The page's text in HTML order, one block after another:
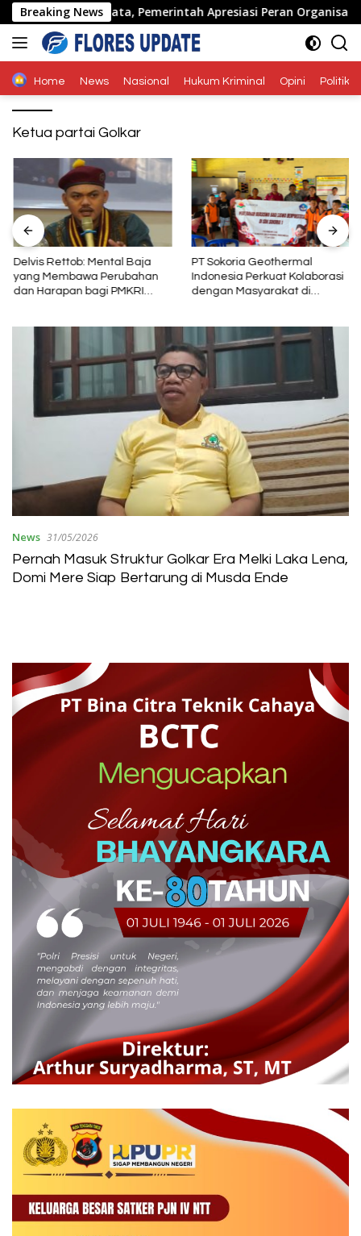
Langsung
ke
konten
Breaking News
di Naimata, Pemerintah Apresiasi Peran Organisasi
Home News Nasional Hukum Kriminal Opini Politik
Ketua partai Golkar
Delvis Rettob: Mental Baja
yang Membawa Perubahan
dan Harapan bagi PMKRI
PT Sokoria Geothermal
Indonesia Perkuat Kolaborasi
dengan Masyarakat di
News 31/05/2026
Pernah Masuk Struktur Golkar Era Melki Laka Lena,
Domi Mere Siap Bertarung di Musda Ende